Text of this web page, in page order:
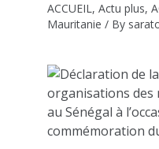
ACCUEIL, Actu plus,
Mauritanie / By